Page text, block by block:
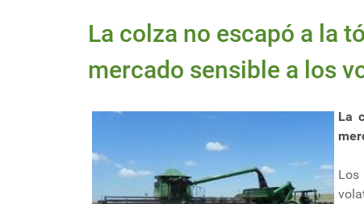
La colza no escapó a la
mercado sensible a los
La